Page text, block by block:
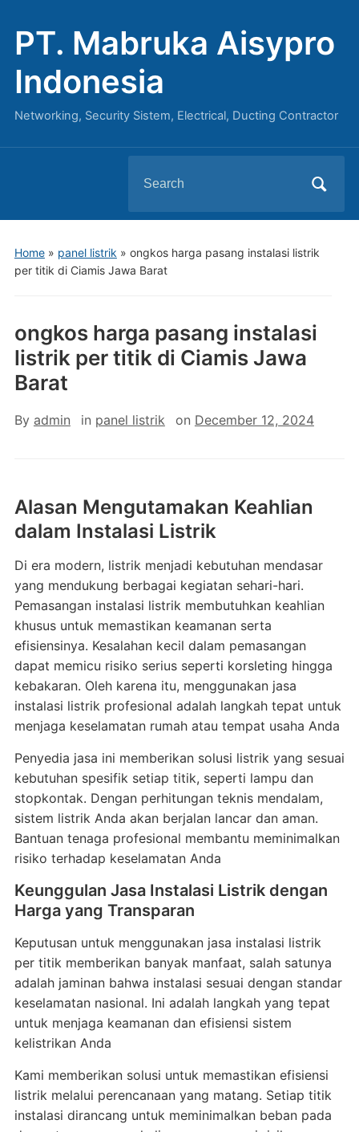
PT. Mabruka Aisypro
Indonesia
Networking, Security Sistem, Electrical, Ducting Contractor
for:
Home» panel listrik » ongkos harga pasang instalasi listrik
per titik di Ciamis Jawa Barat
ongkos harga pasang instalasi
listrik per titik di Ciamis Jawa
Barat
By admin in panel listrik on December 12, 2024
Alasan Mengutamakan Keahlian
dalam Instalasi Listrik
Di era modern, listrik menjadi kebutuhan mendasar
yang mendukung berbagai kegiatan sehari-hari.
Pemasangan instalasi listrik membutuhkan keahlian
khusus untuk memastikan keamanan serta
efisiensinya. Kesalahan kecil dalam pemasangan
dapat memicu risiko serius seperti korsleting hingga
kebakaran. Oleh karena itu, menggunakan jasa
instalasi listrik profesional adalah langkah tepat untuk
menjaga keselamatan rumah atau tempat usaha Anda
Penyedia jasa ini memberikan solusi listrik yang sesuai
kebutuhan spesifik setiap titik, seperti lampu dan
stopkontak. Dengan perhitungan teknis mendalam,
sistem listrik Anda akan berjalan lancar dan aman.
Bantuan tenaga profesional membantu meminimalkan
risiko terhadap keselamatan Anda
Keunggulan Jasa Instalasi Listrik dengan
Harga yang Transparan
Keputusan untuk menggunakan jasa instalasi listrik
per titik memberikan banyak manfaat, salah satunya
adalah jaminan bahwa instalasi sesuai dengan standar
keselamatan nasional. Ini adalah langkah yang tepat
untuk menjaga keamanan dan efisiensi sistem
kelistrikan Anda
Kami memberikan solusi untuk memastikan efisiensi
listrik melalui perencanaan yang matang. Setiap titik
instalasi dirancang untuk meminimalkan beban pada